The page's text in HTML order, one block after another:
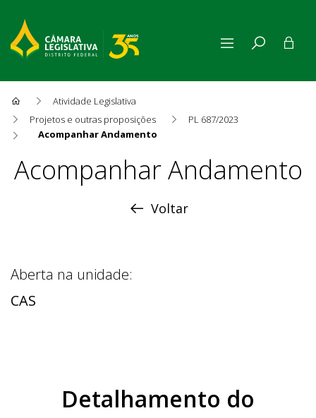
Atividade Legislativa
Projetos e outras proposições
PL 687/2023
Acompanhar Andamento
Acompanhar Andamento
Acompanhar Andamento
Voltar
Aberta na unidade:
CAS
Detalhamento do